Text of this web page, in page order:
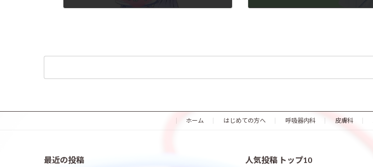
ホーム はじめての方へ 呼吸器内科 皮膚科
最近の投稿 人気投稿 トップ10